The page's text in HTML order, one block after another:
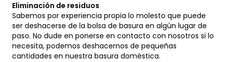
Eliminación de residuos
Sabemos por experiencia propia lo molesto que puede
ser deshacerse de la bolsa de basura en algún lugar de
paso. No dude en ponerse en contacto con nosotros si lo
necesita, podemos deshacernos de pequeñas
cantidades en nuestra basura doméstica.